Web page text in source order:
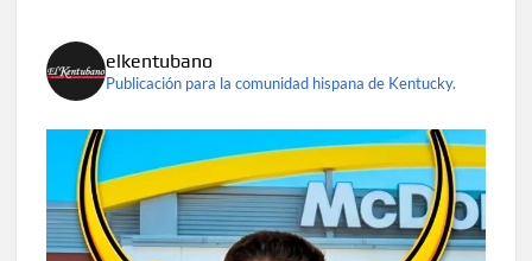
elkentubano
Publicación para la comunidad hispana de Kentucky.